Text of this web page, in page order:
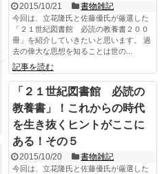
2015/10/21 書物雑記
今回は、立花隆氏と佐藤優氏が厳選した
「２１世紀図書館 必読の教養書２００
冊」を紹介していきたいと思います。 過
去の偉大な思想を知ることは世の...
記事を読む
「２１世紀図書館 必読の
教養書」！これからの時代
を生き抜くヒントがここに
ある！その５
2015/10/20 書物雑記
今回は、立花隆氏と佐藤優氏が厳選した